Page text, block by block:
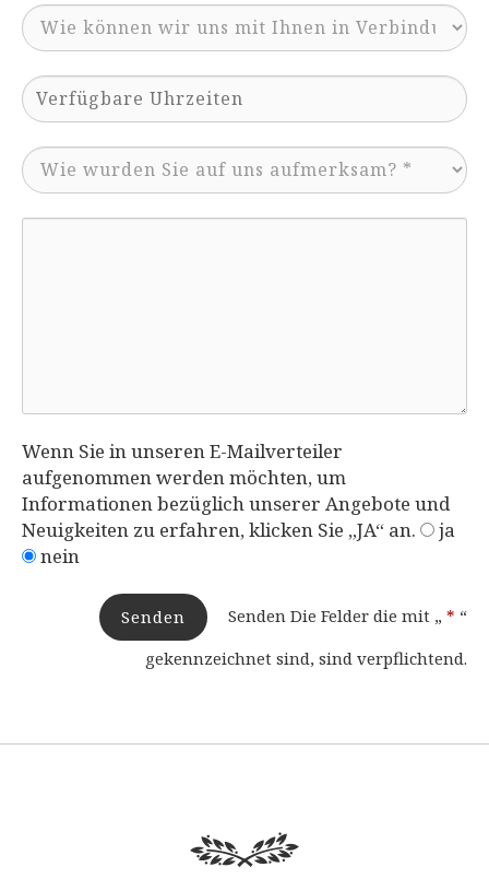
Wenn Sie in unseren E-Mailverteiler
aufgenommen werden möchten, um
Informationen bezüglich unserer Angebote und
Neuigkeiten zu erfahren, klicken Sie „JA“ an.
ja
nein
Senden Senden Die Felder die mit „ * “
gekennzeichnet sind, sind verpflichtend.